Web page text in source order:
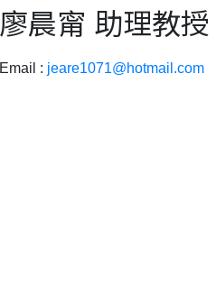
廖晨甯 助理教授
Email : jeare1071@hotmail.com